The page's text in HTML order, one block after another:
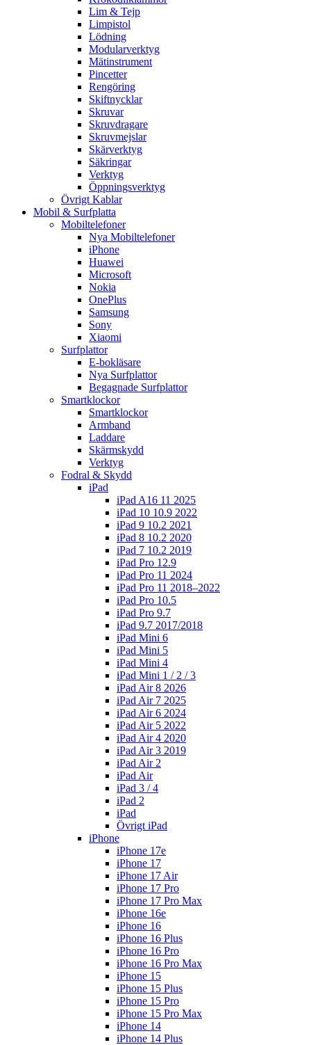
Lim & Tejp
Limpistol
Lödning
Modularverktyg
Mätinstrument
Pincetter
Rengöring
Skiftnycklar
Skruvar
Skruvdragare
Skruvmejslar
Skärverktyg
Säkringar
Verktyg
Öppningsverktyg
Övrigt Kablar
Mobil & Surfplatta
Mobiltelefoner
Nya Mobiltelefoner
iPhone
Huawei
Microsoft
Nokia
OnePlus
Samsung
Sony
Xiaomi
Surfplattor
E-bokläsare
Nya Surfplattor
Begagnade Surfplattor
Smartklockor
Smartklockor
Armband
Laddare
Skärmskydd
Verktyg
Fodral & Skydd
iPad
iPad A16 11 2025
iPad 10 10.9 2022
iPad 9 10.2 2021
iPad 8 10.2 2020
iPad 7 10.2 2019
iPad Pro 12.9
iPad Pro 11 2024
iPad Pro 11 2018–2022
iPad Pro 10.5
iPad Pro 9.7
iPad 9.7 2017/2018
iPad Mini 6
iPad Mini 5
iPad Mini 4
iPad Mini 1 / 2 / 3
iPad Air 8 2026
iPad Air 7 2025
iPad Air 6 2024
iPad Air 5 2022
iPad Air 4 2020
iPad Air 3 2019
iPad Air 2
iPad Air
iPad 3 / 4
iPad 2
iPad
Övrigt iPad
iPhone
iPhone 17e
iPhone 17
iPhone 17 Air
iPhone 17 Pro
iPhone 17 Pro Max
iPhone 16e
iPhone 16
iPhone 16 Plus
iPhone 16 Pro
iPhone 16 Pro Max
iPhone 15
iPhone 15 Plus
iPhone 15 Pro
iPhone 15 Pro Max
iPhone 14
iPhone 14 Plus